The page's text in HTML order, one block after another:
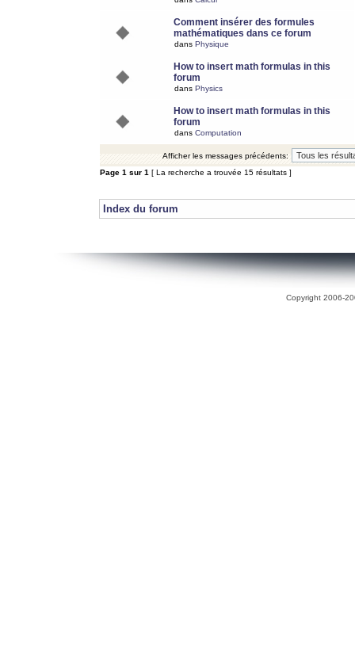
Comment insérer des formules
mathématiques dans ce forum
dans Physique
How to insert math formulas in this
forum
dans Physics
How to insert math formulas in this
forum
dans Computation
Afficher les messages précédents:
Page 1 sur 1 [ La recherche a trouvée 15 résultats ]
Index du forum
Copyright 2006-